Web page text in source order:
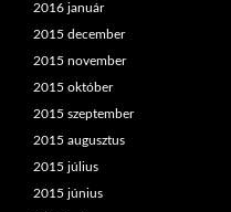
2016 január
2015 december
2015 november
2015 október
2015 szeptember
2015 augusztus
2015 július
2015 június